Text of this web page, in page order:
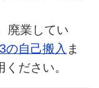
廃業してい
の自己搬入 ま
ください。